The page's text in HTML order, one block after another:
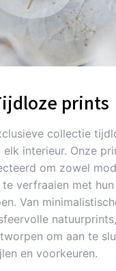
prints
collectie
interieur. Onze
om zowel
verfraaien met
Van
om aan te
en voorkeuren.